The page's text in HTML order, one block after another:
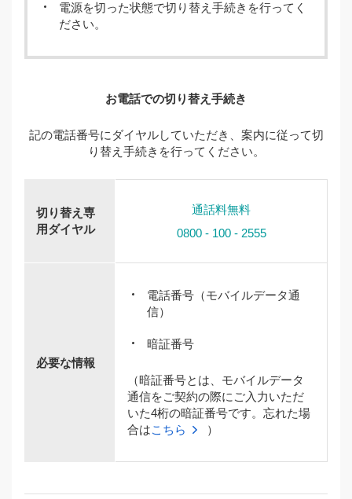
電源を切った状態で切り替え手続きを行ってく
ださい。
お電話での切り替え手続き
記の電話番号にダイヤルしていただき、案内に従って切
り替え手続きを行ってください。
切り替え専
用ダイヤル
通話料無料
0800 - 100 - 2555
必要な情報
電話番号（モバイルデータ通
信）
暗証番号
（暗証番号とは、モバイルデータ
通信をご契約の際にご入力いただ
いた4桁の暗証番号です。忘れた場
合はこちら ）